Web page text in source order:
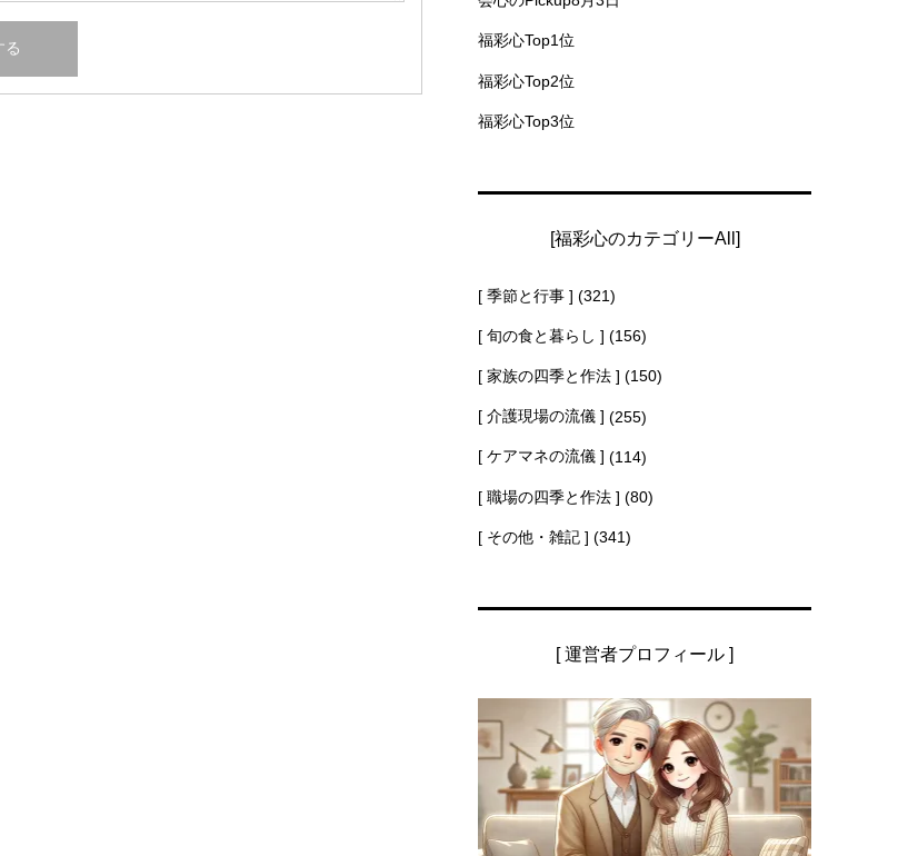
福彩心Top1位
福彩心Top2位
福彩心Top3位
[福彩心のカテゴリーAll]
[ 季節と行事 ] (321)
[ 旬の食と暮らし ] (156)
[ 家族の四季と作法 ] (150)
[ 介護現場の流儀 ] (255)
[ ケアマネの流儀 ] (114)
[ 職場の四季と作法 ] (80)
[ その他・雑記 ] (341)
[ 運営者プロフィール ]